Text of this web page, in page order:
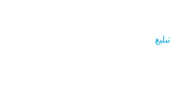
تبليغ